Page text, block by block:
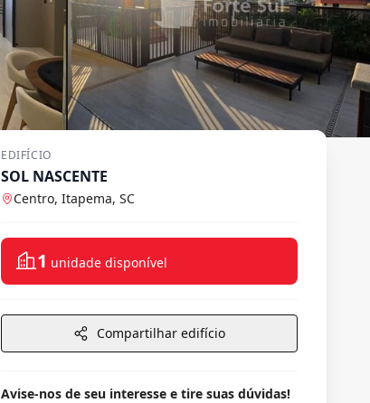
EDIFÍCIO
SOL NASCENTE
Centro, Itapema, SC
1 unidade disponível
Compartilhar edifício
Avise-nos de seu interesse e tire suas dúvidas!